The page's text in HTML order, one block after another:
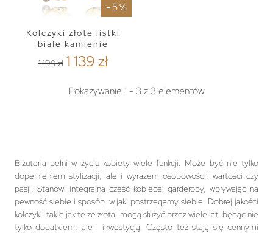
- 5 %
Kolczyki złote listki
białe kamienie
1 199 zł 1 139 zł
Pokazywanie 1 - 3 z 3 elementów
Biżuteria pełni w życiu kobiety wiele funkcji. Może być nie tylko
dopełnieniem stylizacji, ale i wyrazem osobowości, wartości czy
pasji. Stanowi integralną część kobiecej garderoby, wpływając na
pewność siebie i sposób, w jaki postrzegamy siebie. Dobrej jakości
kolczyki, takie jak te ze złota, mogą służyć przez wiele lat, będąc nie
tylko dodatkiem, ale i inwestycją. Często też stają się cennymi